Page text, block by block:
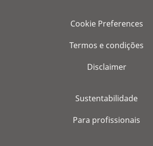
Cookie Preferences
Termos e condições
Disclaimer
Sustentabilidade
Para profissionais